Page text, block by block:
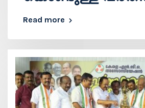
Read more